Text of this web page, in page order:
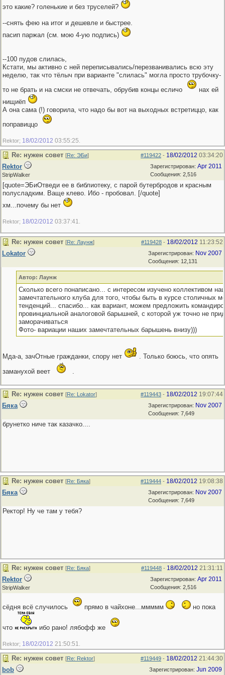
это какие? голенькие и без труселей?
--снять фею на итог и дешевле и быстрее.
пасип паржал (см. мою 4-ую подпись)
--100 пудов слилась,
Кстати, мы активно с ней переписывались/перезванивались всю эту
неделю, так что тёлыч при варианте "слилась" могла просто трубочку-
то не брать и на смски не отвечать, обрубив концы есличо
нах ей
нищиёп
А она сама (!) говорила, что надо бы вот на выходных встретиццо, как
поправиццо
Rektor; 18/02/2012 03:55:25
#119422 - 18/02/2012 03:34:20
Re: нужен совет [Re: ЭБи]
Зарегистрирован: Apr 2011
Сообщения: 2,516
Rektor
StripWalker
[quote=ЭБиОтведи ее в библиотеку, с парой бутербродов и красным
полусладким. Ваще клево. Ибо - пробовал. [/quote]
хм...почему бы нет
Rektor; 18/02/2012 03:37:41
#119428 - 18/02/2012 11:23:52
Re: нужен совет [Re: Лаунж]
Зарегистрирован: Nov 2007
Сообщения: 12,131
Lokator
Автор: Лаунж
Сколько всего понаписано... с интересом изучено коллективом
замечтательного клуба для того, чтобы быть в курсе столичных
тенденций... спасибо... как вариант, можем предложить
провинциальной аналоговой барышней, с которой уж точно не
заморачиваться
Фото- вариации наших замечтательных барышень внизу)))
Мда-а, зачОтные гражданки, спору нет
. Только боюсь, что опять
заманухой веет
.
#119443 - 18/02/2012 19:07:44
Re: нужен совет [Re: Lokator]
Зарегистрирован: Nov 2007
Сообщения: 7,649
Бяка
брунетко ниче так казачко....
#119444 - 18/02/2012 19:08:38
Re: нужен совет [Re: Бяка]
Зарегистрирован: Nov 2007
Сообщения: 7,649
Бяка
Ректор! Ну че там у тебя?
#119448 - 18/02/2012 21:31:11
Re: нужен совет [Re: Бяка]
Зарегистрирован: Apr 2011
Сообщения: 2,516
Rektor
StripWalker
сёдня всё случилось прямо в чайхоне...ммммм но пока
что ибо рано! лябофф же
Rektor; 18/02/2012 21:50:51
#119449 - 18/02/2012 21:44:30
Re: нужен совет [Re: Rektor]
Зарегистрирован: Jun 2009
bob